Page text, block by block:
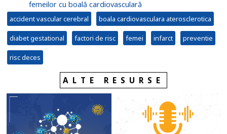
femeilor cu boală cardiovasculară
accident vascular cerebral boala cardiovasculara aterosclerotica
diabet gestational factori de risc femei infarct preventie
risc deces
ALTE RESURSE